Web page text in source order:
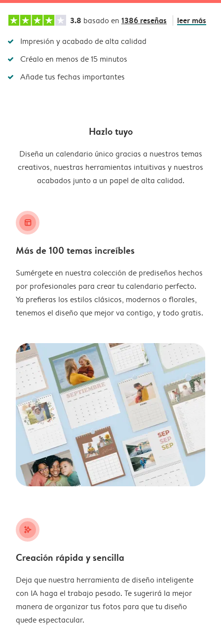
3.8 basado en 1386 reseñas leer más
Impresión y acabado de alta calidad
Créalo en menos de 15 minutos
Añade tus fechas importantes
Hazlo tuyo
Diseña un calendario único gracias a nuestros temas
creativos, nuestras herramientas intuitivas y nuestros
acabados junto a un papel de alta calidad.
layout_alt
Más de 100 temas increíbles
Sumérgete en nuestra colección de prediseños hechos
por profesionales para crear tu calendario perfecto.
Ya prefieras los estilos clásicos, modernos o florales,
tenemos el diseño que mejor va contigo, y todo gratis.
stars_plus
Creación rápida y sencilla
Deja que nuestra herramienta de diseño inteligente
con IA haga el trabajo pesado. Te sugerirá la mejor
manera de organizar tus fotos para que tu diseño
quede espectacular.